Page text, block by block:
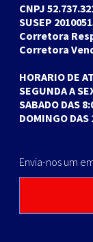
CNPJ
SUSEP
Corretora
Corretora
HORARIO DE
SEGUNDA A
SABADO DAS
DOMINGO DAS
Envia-nos um